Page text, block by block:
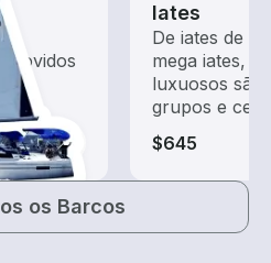
movidos
Iates
De iates de
mega iates,
luxuosos são
grupos e
$645
os Barcos